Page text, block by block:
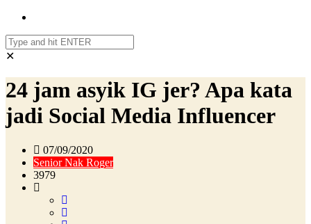
✕
24 jam asyik IG jer? Apa kata
jadi Social Media Influencer
07/09/2020
Senior Nak Roger
3979